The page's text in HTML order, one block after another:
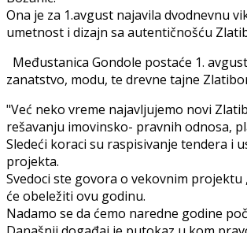
Ona je za 1.avgust najavila dvodnevnu
umetnost i dizajn sa autentičnošću
Međustanica Gondole postaće 1.
zanatstvo, modu, te drevne tajne
"Već neko vreme najavljujemo novi
rešavanju imovinsko- pravnih odnosa,
Sledeći koraci su raspisivanje tendera i
projekta.
Svedoci ste govora o vekovnim
će obeležiti ovu godinu.
Nadamo se da ćemo naredne godine